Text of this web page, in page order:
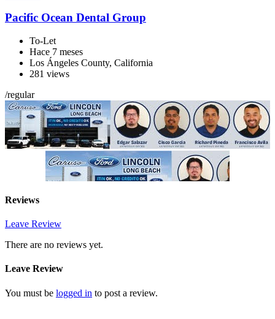
Pacific Ocean Dental Group
To-Let
Hace 7 meses
Los Ángeles County, California
281 views
/regular
Reviews
Leave Review
There are no reviews yet.
Leave Review
You must be logged in to post a review.